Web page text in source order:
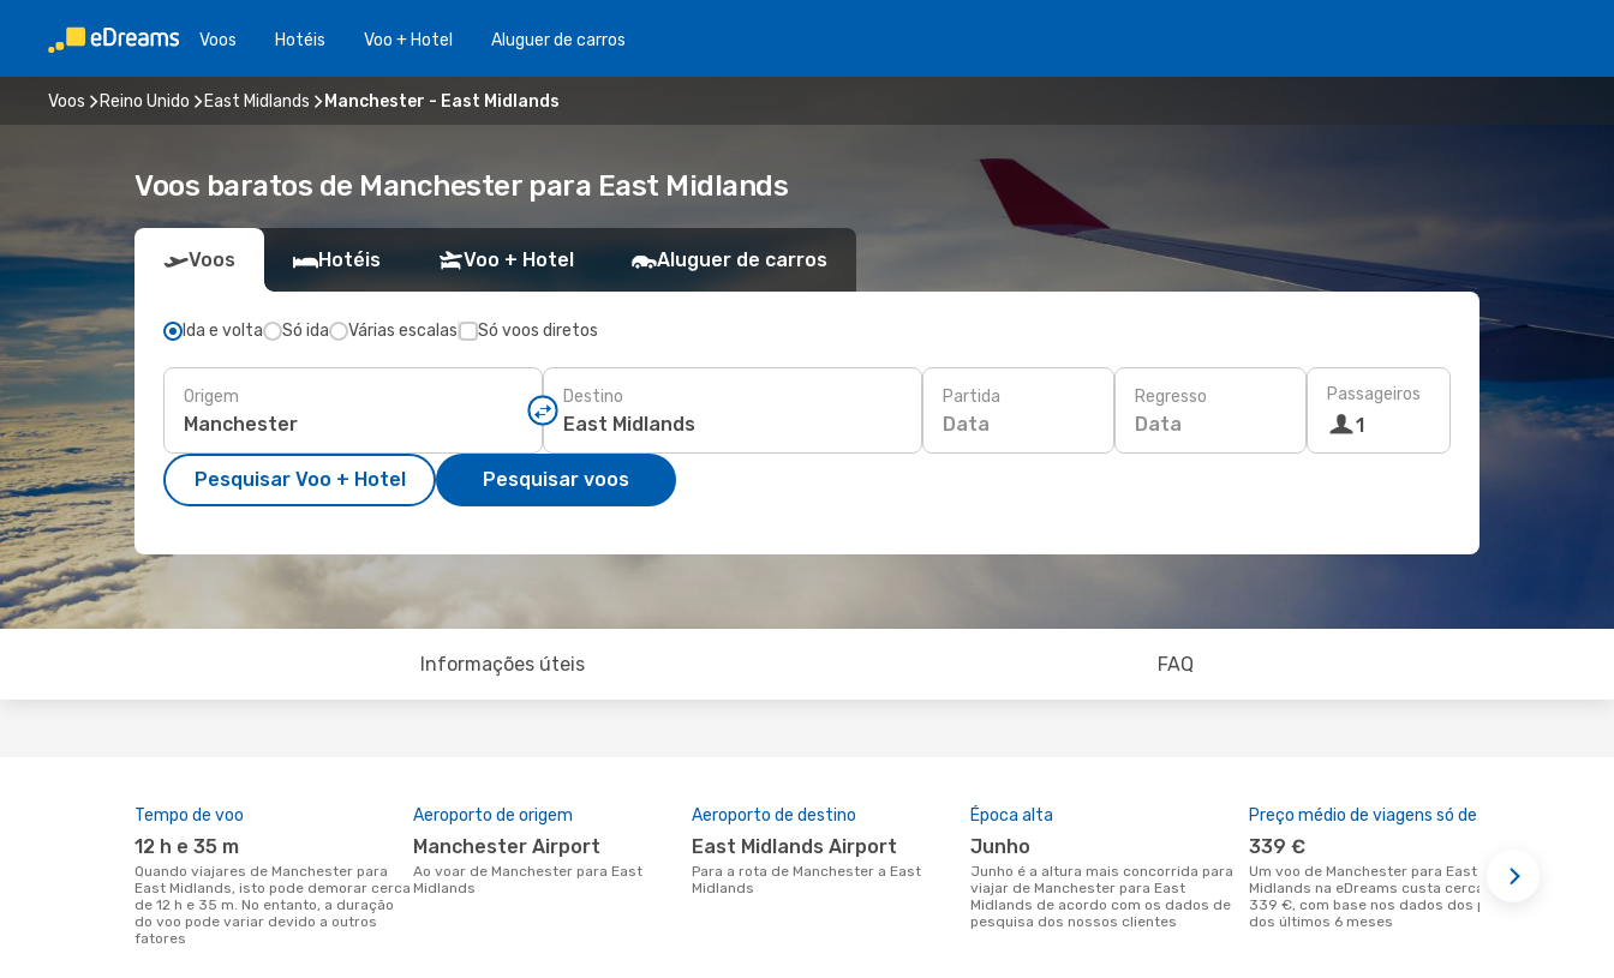
Voos Hotéis Voo + Hotel Aluguer de carros
Voos Reino Unido East Midlands Manchester - East Midlands
Voos baratos de Manchester para East Midlands
Voos Hotéis Voo + Hotel Aluguer de carros
Ida e volta Só ida Várias escalas Só voos diretos
Origem Destino Partida
Data
Regresso
Data
Passageiros
1
Pesquisar Voo + Hotel Pesquisar voos
Informações úteis FAQ
Tempo de voo
12 h e 35 m
Quando viajares de Manchester para
East Midlands, isto pode demorar cerca
de 12 h e 35 m. No entanto, a duração
do voo pode variar devido a outros
fatores
Aeroporto de origem
Manchester Airport
Ao voar de Manchester para East
Midlands
Aeroporto de destino
East Midlands Airport
Para a rota de Manchester a East
Midlands
Época alta
junho
junho é a altura mais concorrida para
viajar de Manchester para East
Midlands de acordo com os dados de
pesquisa dos nossos clientes
Preço médio de viagens só de ida
339 €
Um voo de Manchester para East
Midlands na eDreams custa cerca de
339 €, com base nos dados dos preços
dos últimos 6 meses